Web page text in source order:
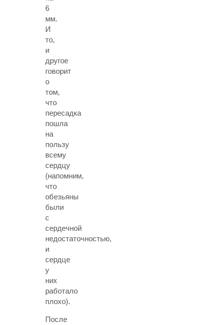
6
мм.
И
то,
и
другое
говорит
о
том,
что
пересадка
пошла
на
пользу
всему
сердцу
(напомним,
что
обезьяны
были
с
сердечной
недостаточностью,
и
сердце
у
них
работало
плохо).
После